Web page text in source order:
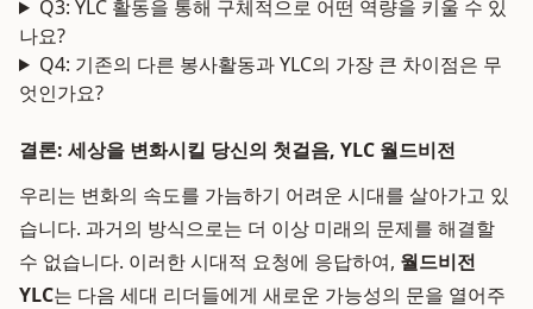
Q3: YLC 활동을 통해 구체적으로 어떤 역량을 키울 수 있
나요?
Q4: 기존의 다른 봉사활동과 YLC의 가장 큰 차이점은 무
엇인가요?
결론: 세상을 변화시킬 당신의 첫걸음, YLC 월드비전
우리는 변화의 속도를 가늠하기 어려운 시대를 살아가고 있
습니다. 과거의 방식으로는 더 이상 미래의 문제를 해결할
수 없습니다. 이러한 시대적 요청에 응답하여, 월드비전
YLC는 다음 세대 리더들에게 새로운 가능성의 문을 열어주